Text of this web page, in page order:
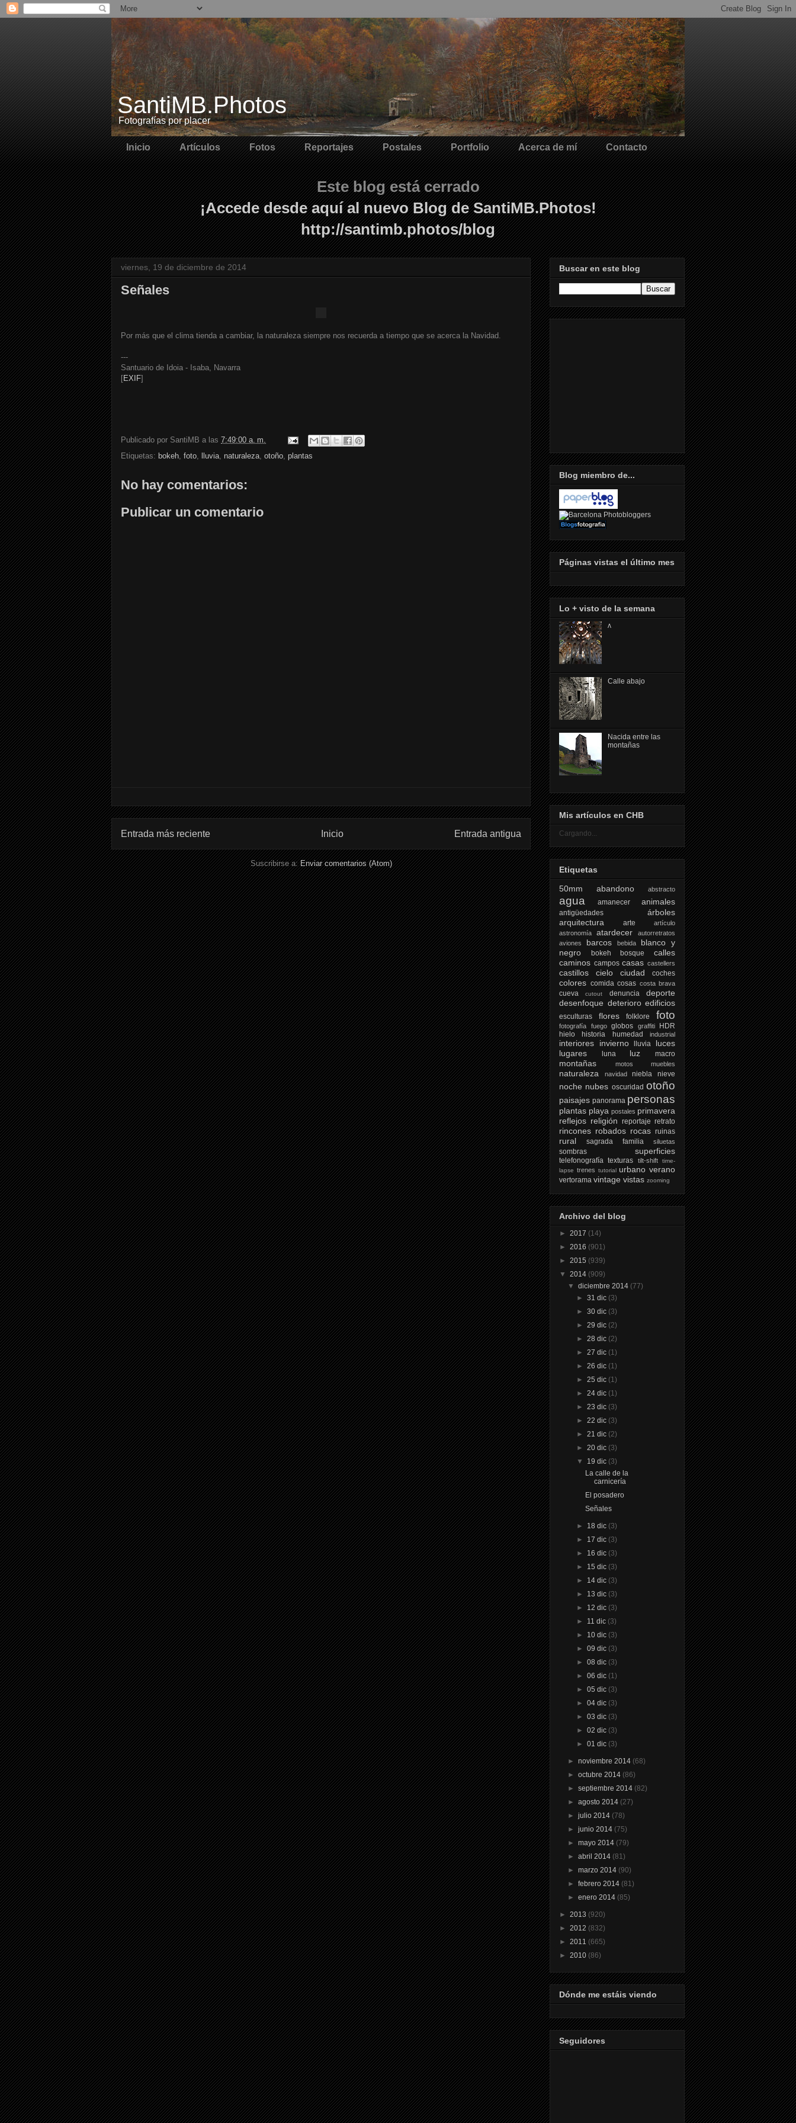
SantiMB.Photos
Fotografías por placer
Inicio Artículos Fotos Reportajes Postales Portfolio Acerca de mí Contacto
Este blog está cerrado
¡Accede desde aquí al nuevo Blog de SantiMB.Photos!
http://santimb.photos/blog
viernes, 19 de diciembre de 2014
Señales
Por más que el clima tienda a cambiar, la naturaleza siempre nos recuerda a tiempo que se acerca la Navidad.
---
Santuario de Idoia - Isaba, Navarra
[EXIF]
Publicado por SantiMB a las 7:49:00 a. m.
Etiquetas: bokeh, foto, lluvia, naturaleza, otoño, plantas
No hay comentarios:
Publicar un comentario
Entrada más reciente Entrada antigua
Inicio
Suscribirse a:Enviar comentarios (Atom)
Buscar en este blog
Blog miembro de...
Páginas vistas el último mes
Lo + visto de la semana
ᴧ
Calle abajo
Nacida entre las
montañas
Mis artículos en CHB
Cargando...
Etiquetas
50mm
abandono abstracto
agua amanecer animales
antigüedades
árboles
arquitectura
arte
artículo
astronomía
atardecer
autorretratos
aviones
barcos bebida
blanco y
negro
bokeh bosque
calles
caminos campos casas castellers
castillos cielo ciudad coches
colores comida cosas costa brava
cueva cutout denuncia
deporte
desenfoque deterioro edificios
esculturas flores folklore foto
fotografía fuego globos graffiti
HDR
hielo
historia humedad industrial
interiores invierno lluvia
luces
lugares
luna luz macro
montañas motos muebles
naturaleza navidad niebla nieve
noche nubes oscuridad otoño
paisajes panorama personas
plantas playa postales primavera
reflejos religión reportaje retrato
rincones robados rocas ruinas
rural sagrada familia siluetas
sombras superficies
telefonografía texturas tilt-shift
time-
lapse trenes tutorial urbano verano
vertorama vintage vistas zooming
Archivo del blog
► 2017 (14)
► 2016 (901)
► 2015 (939)
▼ 2014 (909)
▼diciembre 2014 (77)
► 31 dic (3)
► 30 dic (3)
► 29 dic (2)
► 28 dic (2)
► 27 dic (1)
► 26 dic (1)
► 25 dic (1)
► 24 dic (1)
► 23 dic (3)
► 22 dic (3)
► 21 dic (2)
► 20 dic (3)
▼ 19 dic (3)
La calle de la
carnicería
El posadero
Señales
► 18 dic (3)
► 17 dic (3)
► 16 dic (3)
► 15 dic (3)
► 14 dic (3)
► 13 dic (3)
► 12 dic (3)
► 11 dic (3)
► 10 dic (3)
► 09 dic (3)
► 08 dic (3)
► 06 dic (1)
► 05 dic (3)
► 04 dic (3)
► 03 dic (3)
► 02 dic (3)
► 01 dic (3)
►noviembre 2014 (68)
►octubre 2014 (86)
►septiembre 2014 (82)
►agosto 2014 (27)
►julio 2014 (78)
►junio 2014 (75)
►mayo 2014 (79)
►abril 2014 (81)
►marzo 2014 (90)
►febrero 2014 (81)
►enero 2014 (85)
► 2013 (920)
► 2012 (832)
► 2011 (665)
► 2010 (86)
Dónde me estáis viendo
Seguidores